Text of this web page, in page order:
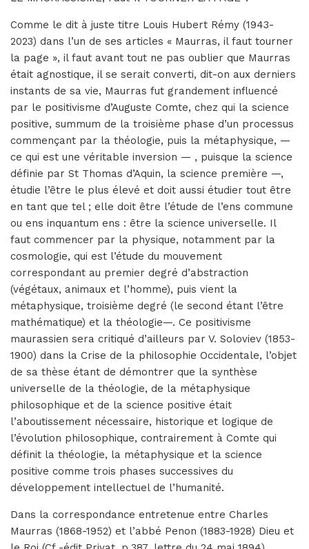
Comme le dit à juste titre Louis Hubert Rémy (1943-
2023) dans l’un de ses articles « Maurras, il faut tourner
la page », il faut avant tout ne pas oublier que Maurras
était agnostique, il se serait converti, dit-on aux derniers
instants de sa vie, Maurras fut grandement influencé
par le positivisme d’Auguste Comte, chez qui la science
positive, summum de la troisième phase d’un processus
commençant par la théologie, puis la métaphysique, —
ce qui est une véritable inversion — , puisque la science
définie par St Thomas d’Aquin, la science première —,
étudie l’être le plus élevé et doit aussi étudier tout être
en tant que tel ; elle doit être l’étude de l’ens commune
ou ens inquantum ens : être la science universelle. Il
faut commencer par la physique, notamment par la
cosmologie, qui est l’étude du mouvement
correspondant au premier degré d’abstraction
(végétaux, animaux et l’homme), puis vient la
métaphysique, troisième degré (le second étant l’être
mathématique) et la théologie—. Ce positivisme
maurassien sera critiqué d’ailleurs par V. Soloviev (1853-
1900) dans la Crise de la philosophie Occidentale, l’objet
de sa thèse étant de démontrer que la synthèse
universelle de la théologie, de la métaphysique
philosophique et de la science positive était
l’aboutissement nécessaire, historique et logique de
l’évolution philosophique, contrairement à Comte qui
définit la théologie, la métaphysique et la science
positive comme trois phases successives du
développement intellectuel de l’humanité.
Dans la correspondance entretenue entre Charles
Maurras (1868-1952) et l’abbé Penon (1883-1928) Dieu et